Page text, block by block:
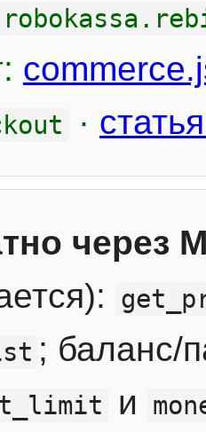
·
через
; баланс/
и